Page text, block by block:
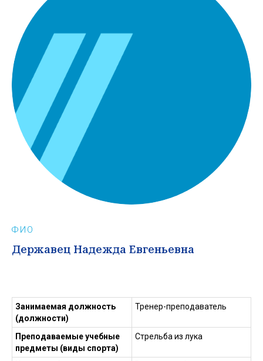
ФИО
Державец Надежда Евгеньевна
Занимаемая должность
(должности)
Тренер-преподаватель
Преподаваемые учебные
предметы (виды спорта)
Стрельба из лука